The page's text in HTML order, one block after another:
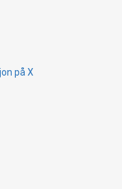
på X